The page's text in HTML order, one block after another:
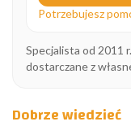
Potrzebujesz
Specjalista od 2011
dostarczane z
Dobrze wiedzieć